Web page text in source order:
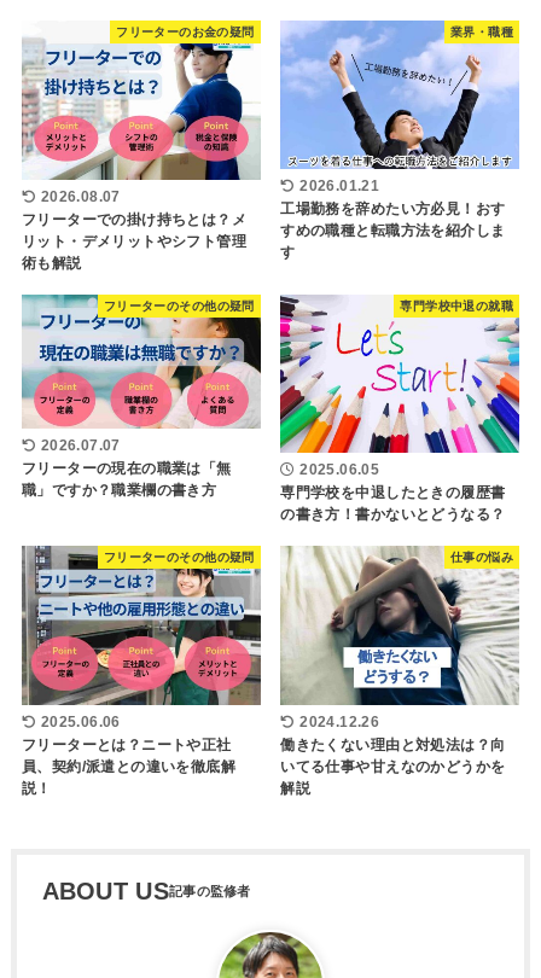
フリーターのお金の疑問
2026.08.07
フリーターでの掛け持ちとは？メ
リット・デメリットやシフト管理
術も解説
業界・職種
2026.01.21
工場勤務を辞めたい方必見！おす
すめの職種と転職方法を紹介しま
す
フリーターのその他の疑問
2026.07.07
フリーターの現在の職業は「無
職」ですか？職業欄の書き方
専門学校中退の就職
2025.06.05
専門学校を中退したときの履歴書
の書き方！書かないとどうなる？
フリーターのその他の疑問
2025.06.06
フリーターとは？ニートや正社
員、契約/派遣との違いを徹底解
説！
仕事の悩み
2024.12.26
働きたくない理由と対処法は？向
いてる仕事や甘えなのかどうかを
解説
ABOUT US